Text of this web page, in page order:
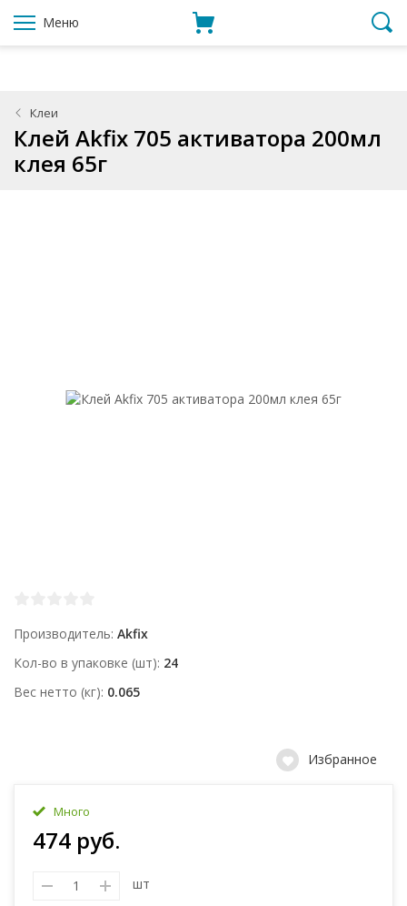
Меню
Клеи
Клей Akfix 705 активатора 200мл
клея 65г
Производитель Akfix
Кол-во в упаковке (шт) 24
Вес нетто (кг) 0.065
Избранное
Много
474 руб.
шт